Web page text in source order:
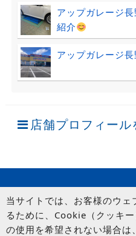
アップガレージ
紹介
アップガレージ
店舗プロフィール
当サイトでは、お客様のウ
るために、Cookie（クッキ
の使用を希望されない場合